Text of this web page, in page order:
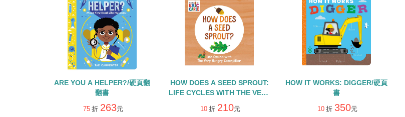
ARE YOU A HELPER?/硬頁翻
翻書
75 折 263元
HOW DOES A SEED SPROUT:
LIFE CYCLES WITH THE VERY
HUNGRY CATERPILLAR/硬頁
書
10 折 210元
HOW IT WORKS: DIGGER/硬頁
書
10 折 350元